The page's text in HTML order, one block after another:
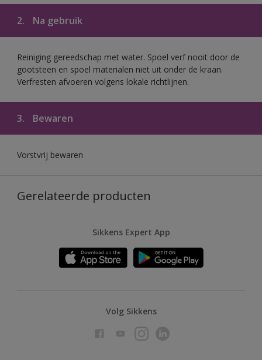
2. Na gebruik
Reiniging gereedschap met water. Spoel verf nooit door de
gootsteen en spoel materialen niet uit onder de kraan.
Verfresten afvoeren volgens lokale richtlijnen.
3. Bewaren
Vorstvrij bewaren
Gerelateerde producten
Sikkens Expert App
Volg Sikkens